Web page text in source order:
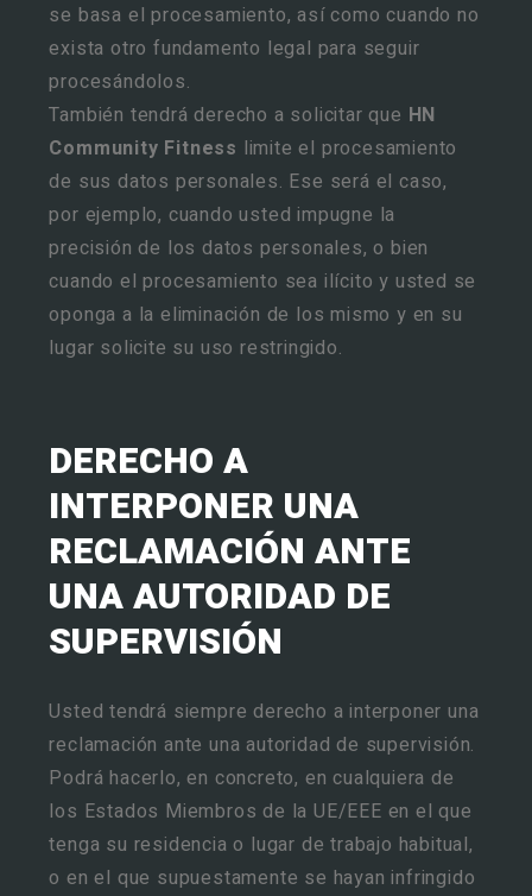
se basa el procesamiento, así como cuando no
exista otro fundamento legal para seguir
procesándolos.
También tendrá derecho a solicitar que HN
Community Fitness limite el procesamiento
de sus datos personales. Ese será el caso,
por ejemplo, cuando usted impugne la
precisión de los datos personales, o bien
cuando el procesamiento sea ilícito y usted se
oponga a la eliminación de los mismo y en su
lugar solicite su uso restringido.
DERECHO A
INTERPONER UNA
RECLAMACIÓN ANTE
UNA AUTORIDAD DE
SUPERVISIÓN
Usted tendrá siempre derecho a interponer una
reclamación ante una autoridad de supervisión.
Podrá hacerlo, en concreto, en cualquiera de
los Estados Miembros de la UE/EEE en el que
tenga su residencia o lugar de trabajo habitual,
o en el que supuestamente se hayan infringido